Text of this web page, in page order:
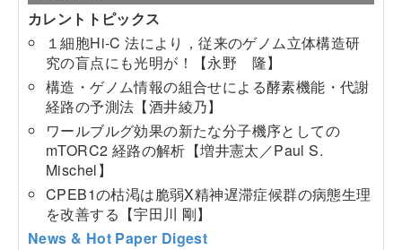
カレントトピックス
１細胞Hi-C 法により，従来のゲノム立体構造研
究の盲点にも光明が！【永野 隆】
構造・ゲノム情報の組合せによる酵素機能・代謝
経路の予測法【酒井綾乃】
ワールブルグ効果の新たな分子機序としての
mTORC2 経路の解析【増井憲太／Paul S.
Mischel】
CPEB1の枯渇は脆弱X精神遅滞症候群の病態生理
を改善する【宇田川 剛】
News & Hot Paper Digest